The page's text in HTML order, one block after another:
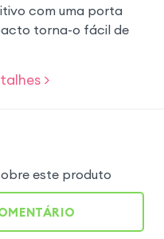
com uma porta
torna-o fácil de
>
este produto